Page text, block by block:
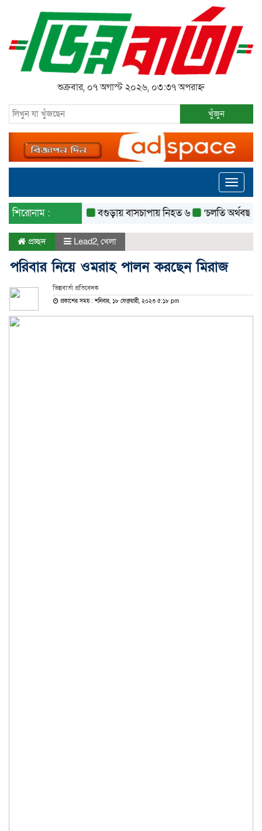
শুক্রবার, ০৭ অগাস্ট ২০২৬, ০৩:৩৭ অপরাহ্ন
খুঁজুন
Toggle
শিরোনাম : বগুড়ায় বাসচাপায় নিহত ৬ ‘চলতি অর্থবছরেই
প্রচ্ছদ Lead2, খেলা
পরিবার নিয়ে ওমরাহ পালন করছেন মিরাজ
ভিন্নবার্তা প্রতিবেদক
প্রকাশের সময় : শনিবার, ১৮ ফেব্রুয়ারী, ২০২৩ ৫:১৮ pm